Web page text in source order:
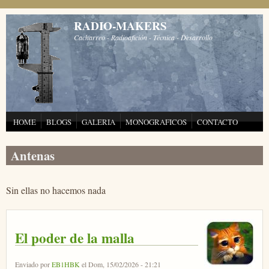
Pasar al contenido principal
RADIO-MAKERS
Cacharreo - Radioafición - Técnica - Desarrollo
HOME BLOGS GALERIA MONOGRAFICOS CONTACTO
Antenas
Sin ellas no hacemos nada
El poder de la malla
Enviado porEB1HBKel Dom, 15/02/2026 - 21:21